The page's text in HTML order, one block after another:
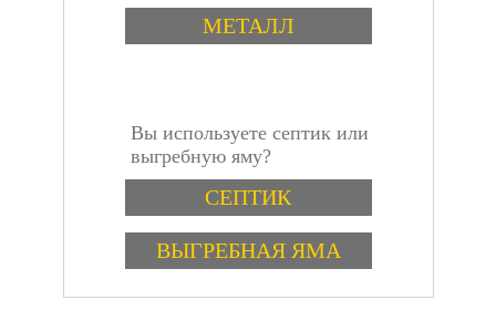
инструкция
МЕТАЛЛ
Вы используете септик или
выгребную яму?
ВариантыСЕПТИК
ВЫГРЕБНАЯ ЯМА